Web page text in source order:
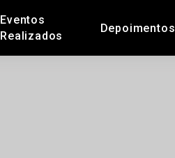
Eventos
Realizados
Depoimentos